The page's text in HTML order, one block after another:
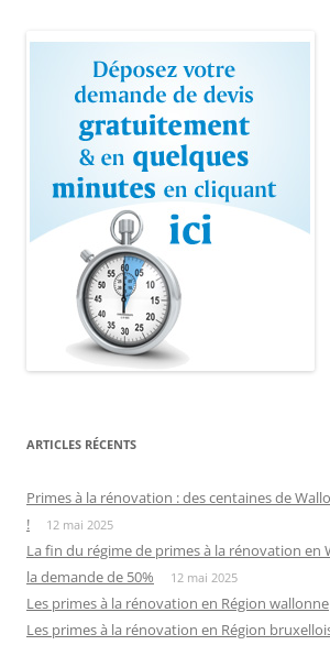
ARTICLES RÉCENTS
Primes à la rénovation : des centaines de
!
12 mai 2025
La fin du régime de primes à la rénovation en
la demande de 50%
12 mai 2025
Les primes à la rénovation en Région wallonne
Les primes à la rénovation en Région